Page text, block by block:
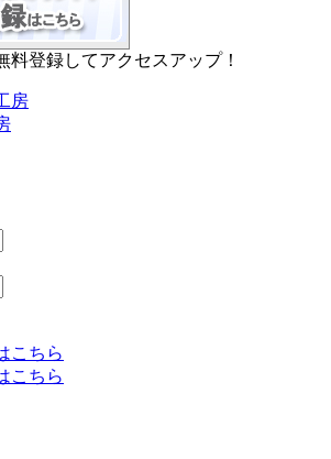
料登録してアクセスアップ！
こちら
こちら